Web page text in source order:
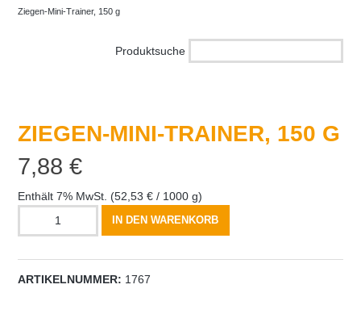
Ziegen-Mini-Trainer, 150 g
Produktsuche
ZIEGEN-MINI-TRAINER, 150 G
7,88€
Enthält 7% MwSt. (52,53€ / 1000 g)
Ziegen-
150
g
IN DEN WARENKORB
ARTIKELNUMMER: 1767